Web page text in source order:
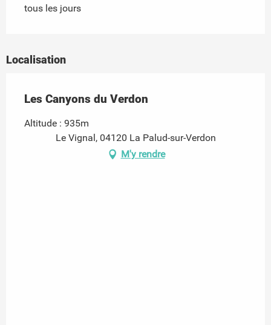
tous les jours
Localisation
Les Canyons du Verdon
Altitude : 935m
Le Vignal, 04120 La Palud-sur-Verdon
M'y rendre